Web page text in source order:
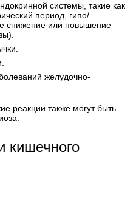
системы, такие как
период, гипо/
снижение или повышение
желудочно-
реакции также могут быть
кишечного